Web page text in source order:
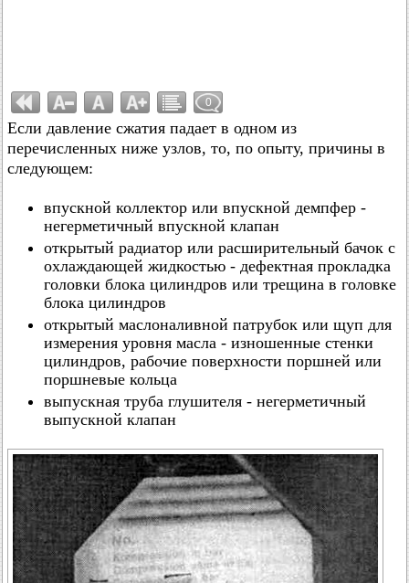
0
Если давление сжатия падает в одном из
перечисленных ниже узлов, то, по опыту, причины в
следующем:
впускной коллектор или впускной демпфер -
негерметичный впускной клапан
открытый радиатор или расширительный бачок с
охлаждающей жидкостью - дефектная прокладка
головки блока цилиндров или трещина в головке
блока цилиндров
открытый маслоналивной патрубок или щуп для
измерения уровня масла - изношенные стенки
цилиндров, рабочие поверхности поршней или
поршневые кольца
выпускная труба глушителя - негерметичный
выпускной клапан